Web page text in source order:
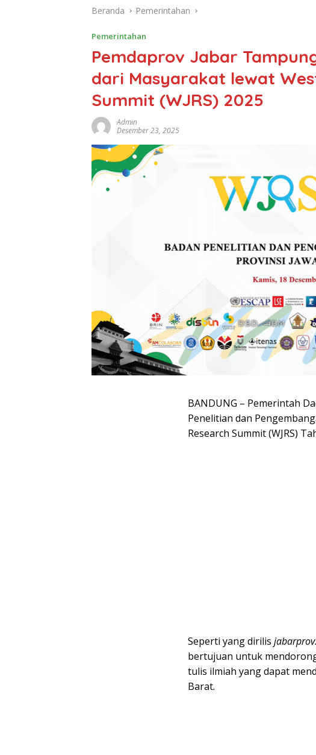
Beranda Pemerintahan
Pemerintahan
Pemdaprov Jabar
dari Masyarakat lewat
Summit (WJRS) 2025
Admin
Desember 23, 2025
BANDUNG – Pemerintah
Penelitian dan
Research Summit (WJRS)
Seperti yang dirilis
bertujuan untuk
tulis ilmiah yang dapat
Barat.